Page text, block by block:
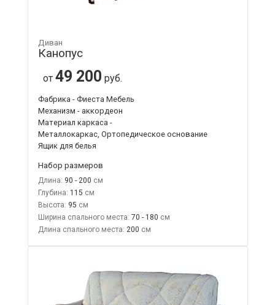
Диван
Канопус
от 49 200 руб.
Фабрика - Фиеста Мебель
Механизм - аккордеон
Материал каркаса -
Металлокаркас, Ортопедическое основание
Ящик для белья
Набор размеров
Длина: 90 - 200
Глубина: 115
Высота: 95
Ширина спального места: 70 - 180
Длина спального места: 200